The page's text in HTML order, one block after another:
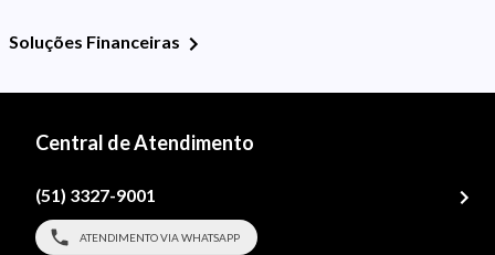
Soluções Financeiras
Central de Atendimento
(51) 3327-9001
ATENDIMENTO VIA WHATSAPP